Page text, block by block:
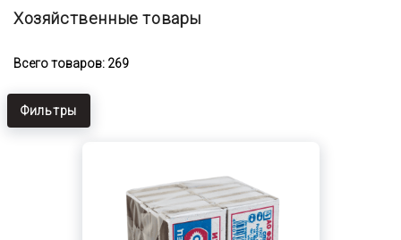
Хозяйственные товары
Всего товаров: 269
Фильтры